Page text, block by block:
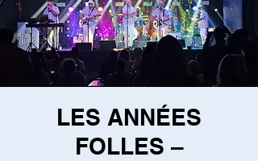
LES ANNÉES
FOLLES –